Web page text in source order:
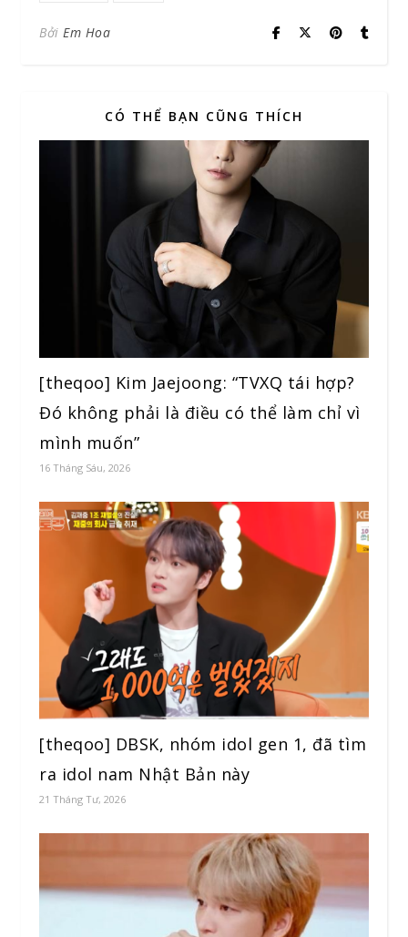
Bởi Em Hoa
CÓ THỂ BẠN CŨNG THÍCH
[theqoo] Kim Jaejoong: “TVXQ tái hợp?
Đó không phải là điều có thể làm chỉ vì
mình muốn”
16 Tháng Sáu, 2026
[theqoo] DBSK, nhóm idol gen 1, đã tìm
ra idol nam Nhật Bản này
21 Tháng Tư, 2026